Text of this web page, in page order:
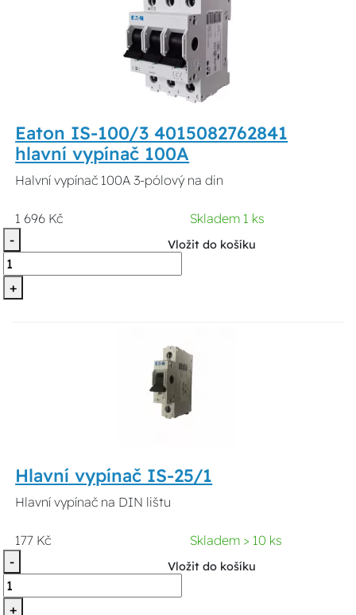
Eaton IS-100/3 4015082762841
hlavní vypínač 100A
Halvní vypínač 100A 3-pólový na din
1 696 Kč
Skladem 1 ks
-
+
Vložit do košíku
Hlavní vypínač IS-25/1
Hlavní vypínač na DIN lištu
177 Kč
Skladem > 10 ks
-
+
Vložit do košíku